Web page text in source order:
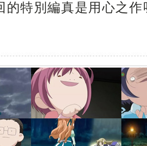
的特別編真是用心之作